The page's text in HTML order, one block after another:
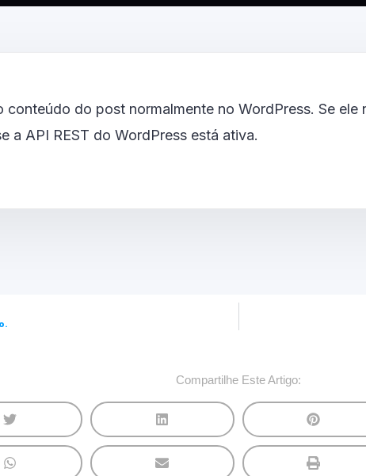
conteúdo do post normalmente no WordPress. Se ele
a API REST do WordPress está ativa.
Compartilhe Este Artigo: